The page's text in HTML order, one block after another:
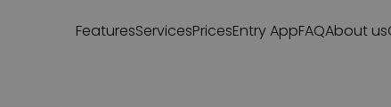
Services
Features PricesEntry AppFAQAbout us